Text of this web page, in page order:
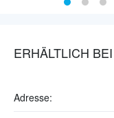
ERHÄLTLICH BEI
Adresse: